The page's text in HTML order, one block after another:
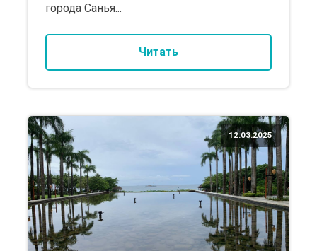
города Санья...
Читать
12.03.2025